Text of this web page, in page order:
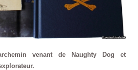
venant de Naughty Dog et